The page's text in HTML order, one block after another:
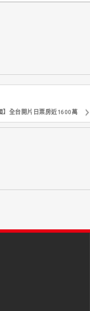
】全台開片日票房近1600萬